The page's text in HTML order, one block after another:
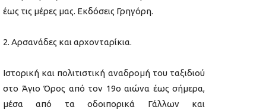
έως τις μέρες μας. Εκδόσεις Γρηγόρη.
Αρσανάδες και αρχονταρίκια.
Ιστορική και πολιτιστική αναδρομή του ταξιδιού
στο Άγιο Όρος από τον 19ο αιώνα έως σήμερα,
μέσα από τα οδοιπορικά Γάλλων και